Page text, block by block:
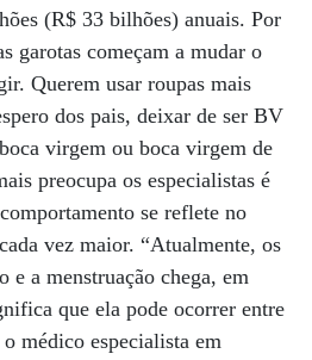
(R$ 33 bilhões) anuais. Por
garotas começam a mudar o
Querem usar roupas mais
dos pais, deixar de ser BV
virgem ou boca virgem de
preocupa os especialistas é
se reflete no
vez maior. “Atualmente, os
e a menstruação chega, em
que ela pode ocorrer entre
médico especialista em